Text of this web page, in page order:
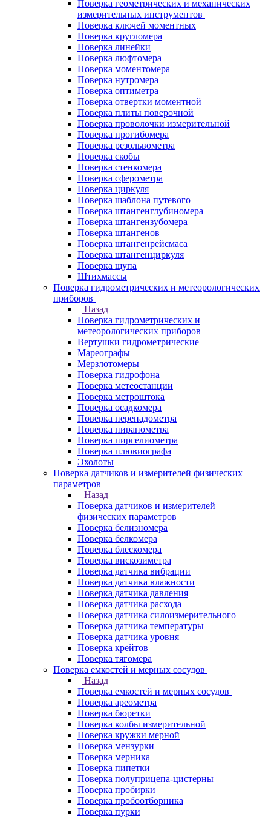
Поверка геометрических и механических
измерительных инструментов
Поверка ключей моментных
Поверка кругломера
Поверка линейки
Поверка люфтомера
Поверка моментомера
Поверка нутромера
Поверка оптиметра
Поверка отвертки моментной
Поверка плиты поверочной
Поверка проволочки измерительной
Поверка прогибомера
Поверка резольвометра
Поверка скобы
Поверка стенкомера
Поверка сферометра
Поверка циркуля
Поверка шаблона путевого
Поверка штангенглубиномера
Поверка штангензубомера
Поверка штангенов
Поверка штангенрейсмаса
Поверка штангенциркуля
Поверка щупа
Штихмассы
Поверка гидрометрических и метеорологических
приборов
Назад
Поверка гидрометрических и
метеорологических приборов
Вертушки гидрометрические
Мареографы
Мерзлотомеры
Поверка гидрофона
Поверка метеостанции
Поверка метроштока
Поверка осадкомера
Поверка перепадометра
Поверка пиранометра
Поверка пиргелиометра
Поверка плювиографа
Эхолоты
Поверка датчиков и измерителей физических
параметров
Назад
Поверка датчиков и измерителей
физических параметров
Поверка белизномера
Поверка белкомера
Поверка блескомера
Поверка вискозиметра
Поверка датчика вибрации
Поверка датчика влажности
Поверка датчика давления
Поверка датчика расхода
Поверка датчика силоизмерительного
Поверка датчика температуры
Поверка датчика уровня
Поверка крейтов
Поверка тягомера
Поверка емкостей и мерных сосудов
Назад
Поверка емкостей и мерных сосудов
Поверка ареометра
Поверка бюретки
Поверка колбы измерительной
Поверка кружки мерной
Поверка мензурки
Поверка мерника
Поверка пипетки
Поверка полуприцепа-цистерны
Поверка пробирки
Поверка пробоотборника
Поверка пурки